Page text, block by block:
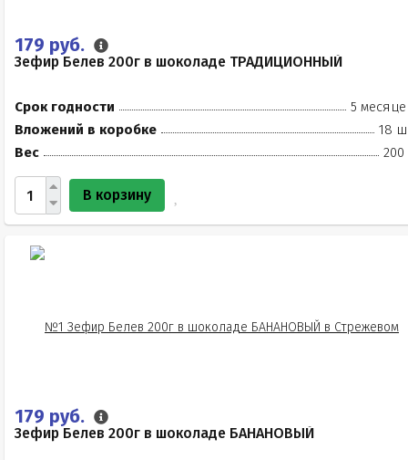
179 руб.
Зефир Белев 200г в шоколаде ТРАДИЦИОННЫЙ
Срок годности
5
Вложений в коробке
18
Вес
200
В корзину
179 руб.
Зефир Белев 200г в шоколаде БАНАНОВЫЙ